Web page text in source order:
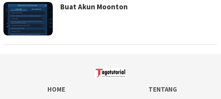
Buat Akun Moonton
HOME
TENTANG